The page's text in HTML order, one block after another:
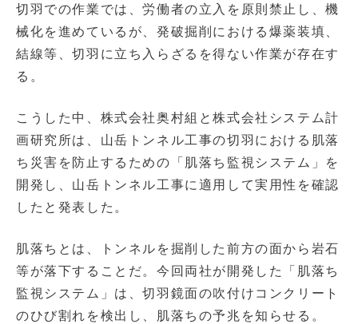
切羽での作業では、労働者の立入を原則禁止し、機
械化を進めているが、発破掘削における爆薬装填、
結線等、切羽に立ち入らざるを得ない作業が存在す
る。
こうした中、株式会社奥村組と株式会社システム計
画研究所は、山岳トンネル工事の切羽における肌落
ち災害を防止するための「肌落ち監視システム」を
開発し、山岳トンネル工事に適用して実用性を確認
したと発表した。
肌落ちとは、トンネルを掘削した前方の面から岩石
等が落下することだ。今回両社が開発した「肌落ち
監視システム」は、切羽鏡面の吹付けコンクリート
のひび割れを検出し、肌落ちの予兆を知らせる。